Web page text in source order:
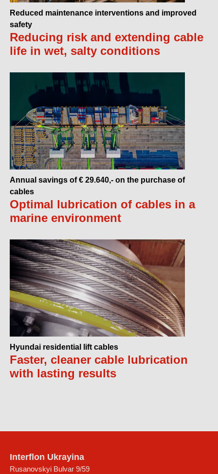
Reduced maintenance interventions and improved
safety
Reducing risk and extending cable
life in wet, salty conditions
Annual savings of € 29.640,- on the purchase of
cables
Optimal lubrication of cables in a
marine environment
Hyundai residential lift cables
Faster, cleaner cable lubrication
with lasting results
Interflon Ukrayina
Rusanovskyi Bulvar 9/59